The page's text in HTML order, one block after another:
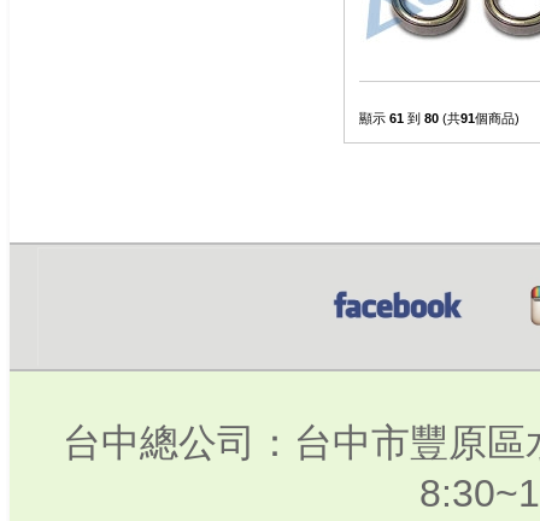
顯示 61 到 80 (共91個商品)
台中總公司：台中市豐原